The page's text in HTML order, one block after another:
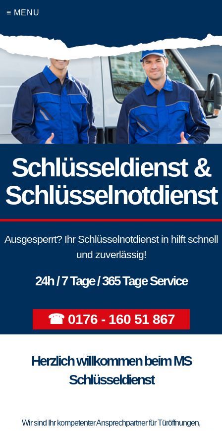
≡ MENU
Schlüsseldienst &
Schlüsselnotdienst
Ausgesperrt? Ihr Schlüsselnotdienst in hilft schnell
und zuverlässig!
24h / 7 Tage / 365 Tage Service
☎ 0176 - 160 51 867
Herzlich willkommen beim MS
Schlüsseldienst
Wir sind Ihr kompetenter Ansprechpartner für Türöffnungen,